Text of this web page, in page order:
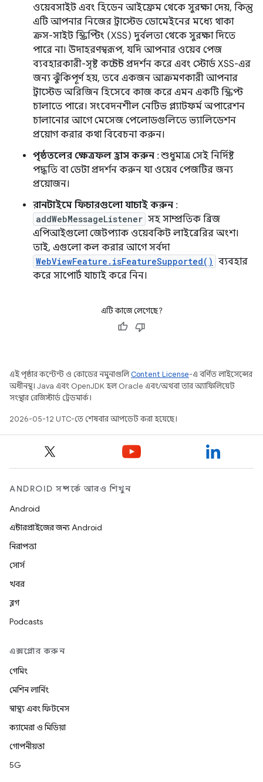
ওয়েবসাইট এবং হিডেন আইফ্রেম থেকে সুরক্ষা দেয়, কিন্তু
এটি আপনার নিজের ট্রাস্টেড ডোমেইনের মধ্যে থাকা
ক্রস-সাইট স্ক্রিপ্টিং (XSS) দুর্বলতা থেকে সুরক্ষা দিতে
পারে না। উদাহরণস্বরূপ, যদি আপনার ওয়েব পেজ
ব্যবহারকারী-সৃষ্ট কন্টেন্ট প্রদর্শন করে এবং স্টোর্ড XSS-এর
জন্য ঝুঁকিপূর্ণ হয়, তবে একজন আক্রমণকারী আপনার
ট্রাস্টেড অরিজিন হিসেবে কাজ করে এমন একটি স্ক্রিপ্ট
চালাতে পারে। সংবেদনশীল নেটিভ প্ল্যাটফর্ম অপারেশন
চালানোর আগে মেসেজ পেলোডগুলিতে ভ্যালিডেশন
প্রয়োগ করার কথা বিবেচনা করুন।
পৃষ্ঠতলের ক্ষেত্রফল হ্রাস করুন : শুধুমাত্র সেই নির্দিষ্ট
পদ্ধতি বা ডেটা প্রদর্শন করুন যা ওয়েব পেজটির জন্য
প্রয়োজন।
রানটাইমে ফিচারগুলো যাচাই করুন :
addWebMessageListener সহ সাম্প্রতিক ব্রিজ
এপিআইগুলো জেটপ্যাক ওয়েবকিট লাইব্রেরির অংশ।
তাই, এগুলো কল করার আগে সর্বদা
WebViewFeature.isFeatureSupported() ব্যবহার
করে সাপোর্ট যাচাই করে নিন।
এটি কাজে লেগেছে?
এই পৃষ্ঠার কন্টেন্ট ও কোডের নমুনাগুলিContent License-এ বর্ণিত লাইসেন্সের
অধীনস্থ। Java এবং OpenJDK হল Oracle এবং/অথবা তার অ্যাফিলিয়েট
সংস্থার রেজিস্টার্ড ট্রেডমার্ক।
2026-05-12 UTC-তে শেষবার আপডেট করা হয়েছে।
ANDROID সম্পর্কে আরও শিখুন
Android
এন্টারপ্রাইজের জন্য Android
নিরাপত্তা
সোর্স
খবর
ব্লগ
Podcasts
এক্সপ্লোর করুন
গেমিং
মেশিন লার্নিং
স্বাস্থ্য এবং ফিটনেস
ক্যামেরা ও মিডিয়া
গোপনীয়তা
5G